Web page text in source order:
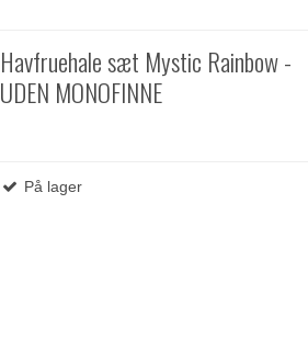
Havfruehale sæt Mystic Rainbow -
UDEN MONOFINNE
På lager